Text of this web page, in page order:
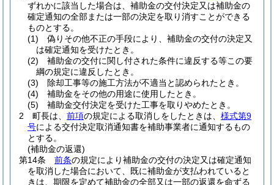
ずれかに該当した場合は、補助金の交付決定又は補助金の
確定通知の全部または一部の決定を取り消すことができる
ものとする。
(1)
偽りその他不正の手段により、補助金の交付の決定又
は確定通知を受けたとき。
(2)
補助金の交付に関し付された条件に違反する等この要
綱の規定に違反したとき。
(3)
除却工事等の施工方法が不適当と認められたとき。
(4)
補助金をその他の用途に使用したとき。
(5)
補助金交付決定を受けた工事を取りやめたとき。
2
町長は、 前項の規定による取消しをしたときは、 様式第9
号による交付決定取消通知書を補助事業者に通知するもの
とする。
(補助金の返還)
第14条
前条の規定により補助金の交付の決定又は確定通知
を取消した場合において、既に補助金が支払われていると
きは、期限を定めて補助金の全部又は一部の返還を命ずる